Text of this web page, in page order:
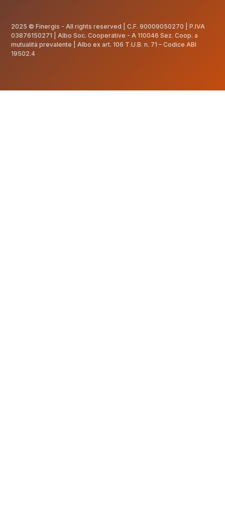
2025 © Finergis - All rights reserved | C.F.90009050270 | P.IVA
03876150271 | Albo Soc. Cooperative - A 110046 Sez. Coop. a
mutualità prevalente | Albo ex art. 106 T.U.B. n. 71 – Codice ABI
19502.4